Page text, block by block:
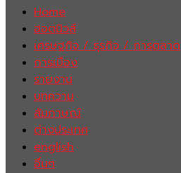
Home
ฮอตนิวส์
เศรษฐกิจ / ธุรกิจ / การตลาด
การเมือง
รายงาน
บทความ
สัมภาษณ์
ต่างประเทศ
english
อื่นๆ